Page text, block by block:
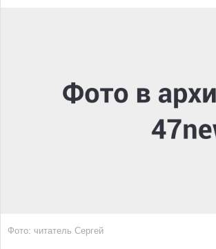
Фото: читатель Сергей